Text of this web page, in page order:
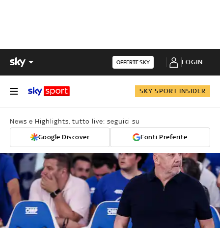
OFFERTE SKY LOGIN
SKY SPORT INSIDER
News e Highlights, tutto live: seguici su
Google Discover Fonti Preferite